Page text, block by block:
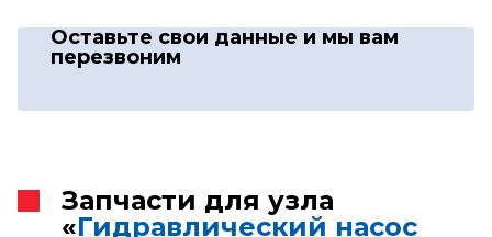
Оставьте свои данные и мы вам
перезвоним
Запчасти для узла
«Гидравлический насос